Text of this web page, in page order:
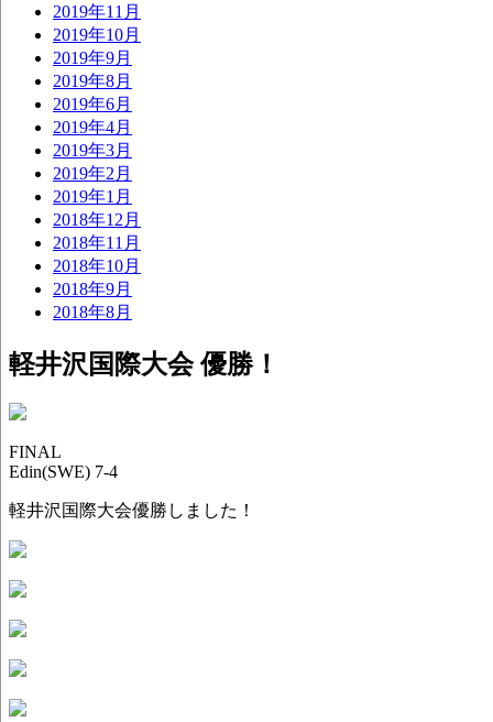
2019年11月
2019年10月
2019年9月
2019年8月
2019年6月
2019年4月
2019年3月
2019年2月
2019年1月
2018年12月
2018年11月
2018年10月
2018年9月
2018年8月
軽井沢国際大会 優勝！
FINAL
Edin(SWE) 7-4
軽井沢国際大会優勝しました！